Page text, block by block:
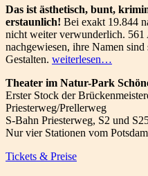
Das ist ästhetisch, bunt,
erstaunlich! Bei exakt 19.844
nicht weiter verwunderlich.
nachgewiesen, ihre Namen
Gestalten. weiterlesen…
Theater im Natur-Park
Erster Stock der
Priesterweg/Prellerweg
S-Bahn Priesterweg, S2 und
Nur vier Stationen vom
Tickets & Preise